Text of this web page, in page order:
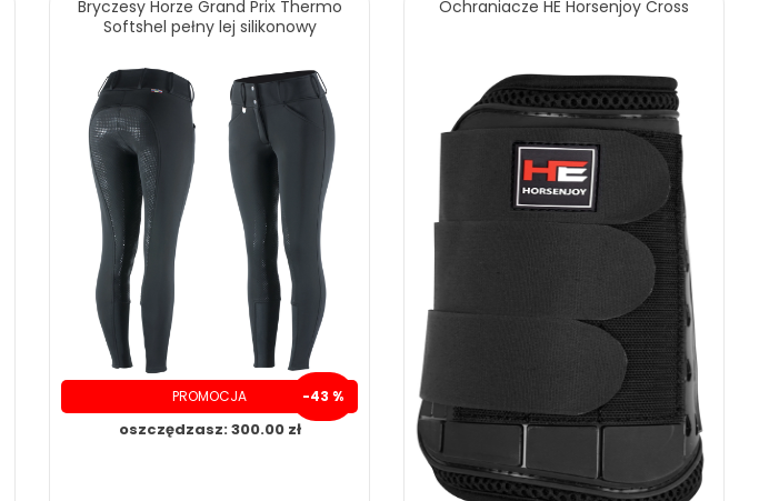
Bryczesy Horze Grand Prix Thermo
Softshel pełny lej silikonowy
PROMOCJA -43 %
oszczędzasz: 300.00 zł
Ochraniacze HE Horsenjoy Cross